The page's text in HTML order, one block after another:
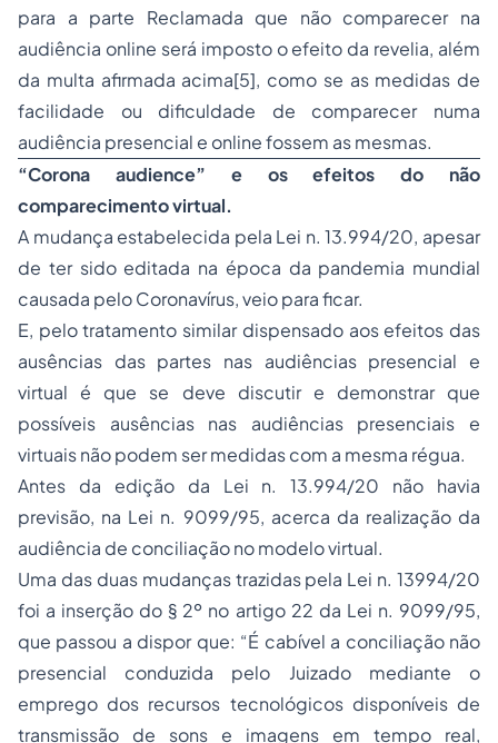
para a parte Reclamada que não comparecer na
audiência online será imposto o efeito da revelia, além
da multa afirmada acima[5], como se as medidas de
facilidade ou dificuldade de comparecer numa
audiência presencial e online fossem as mesmas.
“Corona audience” e os efeitos do não
comparecimento virtual.
A mudança estabelecida pela Lei n. 13.994/20, apesar
de ter sido editada na época da pandemia mundial
causada pelo Coronavírus, veio para ficar.
E, pelo tratamento similar dispensado aos efeitos das
ausências das partes nas audiências presencial e
virtual é que se deve discutir e demonstrar que
possíveis ausências nas audiências presenciais e
virtuais não podem ser medidas com a mesma régua.
Antes da edição da Lei n. 13.994/20 não havia
previsão, na Lei n. 9099/95, acerca da realização da
audiência de conciliação no modelo virtual.
Uma das duas mudanças trazidas pela Lei n. 13994/20
foi a inserção do § 2º no artigo 22 da Lei n. 9099/95,
que passou a dispor que: “É cabível a conciliação não
presencial conduzida pelo Juizado mediante o
emprego dos recursos tecnológicos disponíveis de
transmissão de sons e imagens em tempo real,